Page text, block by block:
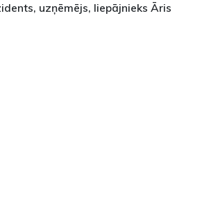
uzņēmējs, liepājnieks Āris